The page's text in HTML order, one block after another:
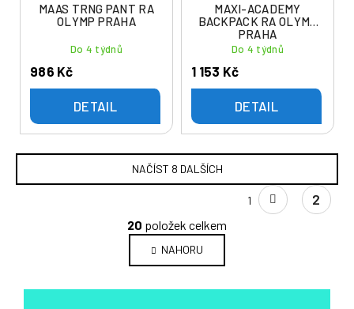
MAAS TRNG PANT RA
OLYMP PRAHA
Do 4 týdnů
986 Kč
DETAIL
MAXI-ACADEMY
BACKPACK RA OLYMP
PRAHA
Do 4 týdnů
1 153 Kč
DETAIL
O
v
l
á
d
NAČÍST 8 DALŠÍCH
1 2
20 položek celkem
NAHORU